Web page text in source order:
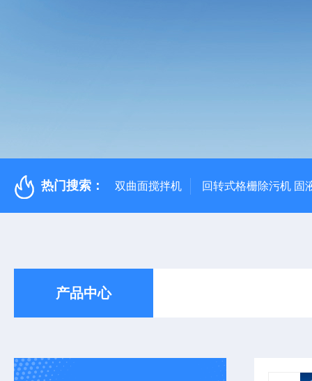
热门搜索： 双曲面搅拌机 回转式格栅除污机 固
产品中心